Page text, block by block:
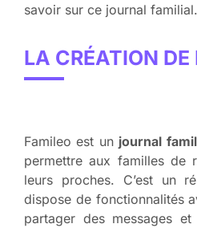
savoir sur ce journal familial.
LA CRÉATION DE
Famileo est un journal
permettre aux familles de
leurs proches. C’est un
dispose de fonctionnalités
partager des messages